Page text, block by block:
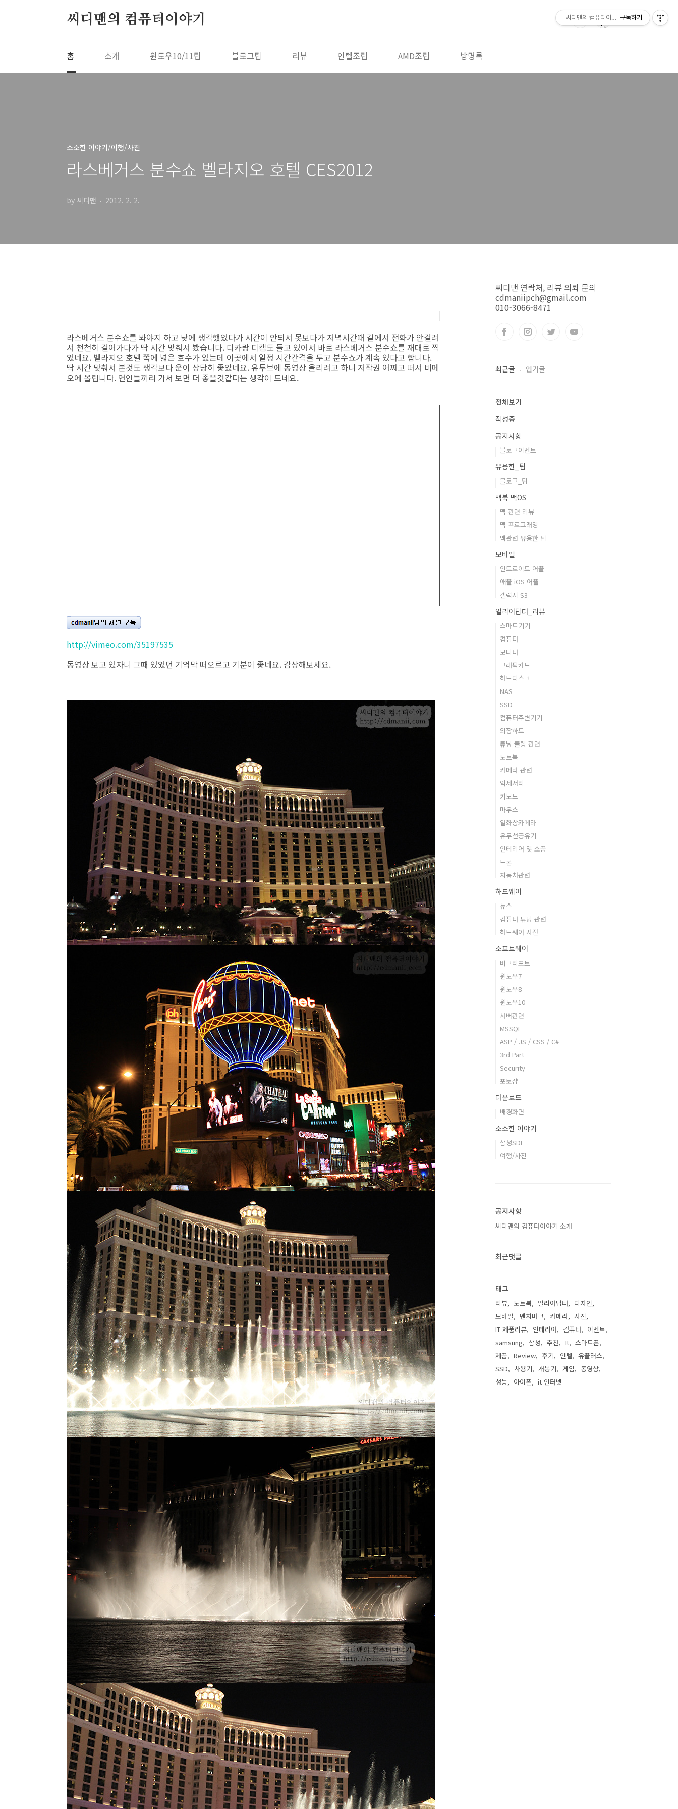
씨디맨의 컴퓨터이야기
홈 소개 윈도우10/11팁 블로그팁 리뷰 인텔조립 AMD조립 방명록
소소한 이야기/여행/사진
라스베거스 분수쇼 벨라지오 호텔 CES2012
by 씨디맨 2012. 2. 2.
라스베거스 분수쇼를 봐야지 하고 낮에 생각했었다가 시간이 안되서 못보다가 저녁시간때 길에서 전화가 안걸려
서 천천히 걸어가다가 딱 시간 맞춰서 봤습니다. 디카랑 디캠도 들고 있어서 바로 라스베거스 분수쇼를 재대로 찍
었네요. 벨라지오 호텔 쪽에 넓은 호수가 있는데 이곳에서 일정 시간간격을 두고 분수쇼가 계속 있다고 합니다.
딱 시간 맞춰서 본것도 생각보다 운이 상당히 좋았네요. 유투브에 동영상 올리려고 하니 저작권 어쩌고 떠서 비메
오에 올립니다. 연인들끼리 가서 보면 더 좋을것같다는 생각이 드네요.
http://vimeo.com/35197535
동영상 보고 있자니 그때 있었던 기억막 떠오르고 기분이 좋네요. 감상해보세요.
씨디맨 연락처, 리뷰 의뢰 문의
cdmaniipch@gmail.com
010-3066-8471
최근글 인기글
전체보기
작성중
공지사항
블로그이벤트
유용한_팁
블로그_팁
맥북 맥OS
맥 관련 리뷰
맥 프로그래밍
맥관련 유용한 팁
모바일
안드로이드 어플
애플 iOS 어플
갤럭시 S3
얼리어답터_리뷰
스마트기기
컴퓨터
모니터
그래픽카드
하드디스크
NAS
SSD
컴퓨터주변기기
외장하드
튜닝 쿨링 관련
노트북
카메라 관련
악세서리
키보드
마우스
열화상카메라
유무선공유기
인테리어 및 소품
드론
자동차관련
하드웨어
뉴스
컴퓨터 튜닝 관련
하드웨어 사전
소프트웨어
버그리포트
윈도우7
윈도우8
윈도우10
서버관련
MSSQL
ASP / JS / CSS / C#
3rd Part
Security
포토샵
다운로드
배경화면
소소한 이야기
삼성SDI
여행/사진
공지사항
씨디맨의 컴퓨터이야기 소개
최근댓글
태그
리뷰 노트북 얼리어답터
디자인
모바일
벤치마크 카메라
사진
IT 제품리뷰
인테리어 컴퓨터
이벤트
samsung
삼성 추천 It
스마트폰
제품
Review 후기 인텔
유플러스
SSD
사용기 개봉기 게임
동영상
성능
아이폰 it 인터넷
씨디맨의 컴퓨터이야기구독하기